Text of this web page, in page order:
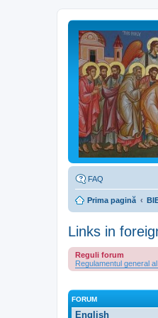
FAQ
Prima pagină
Links in
Reguli forum
Regulamentul general
FORUM
English